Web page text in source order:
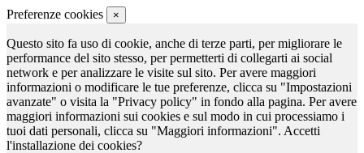
Preferenze cookies ×
Questo sito fa uso di cookie, anche di terze parti, per migliorare le
performance del sito stesso, per permetterti di collegarti ai social
network e per analizzare le visite sul sito. Per avere maggiori
informazioni o modificare le tue preferenze, clicca su "Impostazioni
avanzate" o visita la "Privacy policy" in fondo alla pagina. Per avere
maggiori informazioni sui cookies e sul modo in cui processiamo i
tuoi dati personali, clicca su "Maggiori informazioni". Accetti
l'installazione dei cookies?